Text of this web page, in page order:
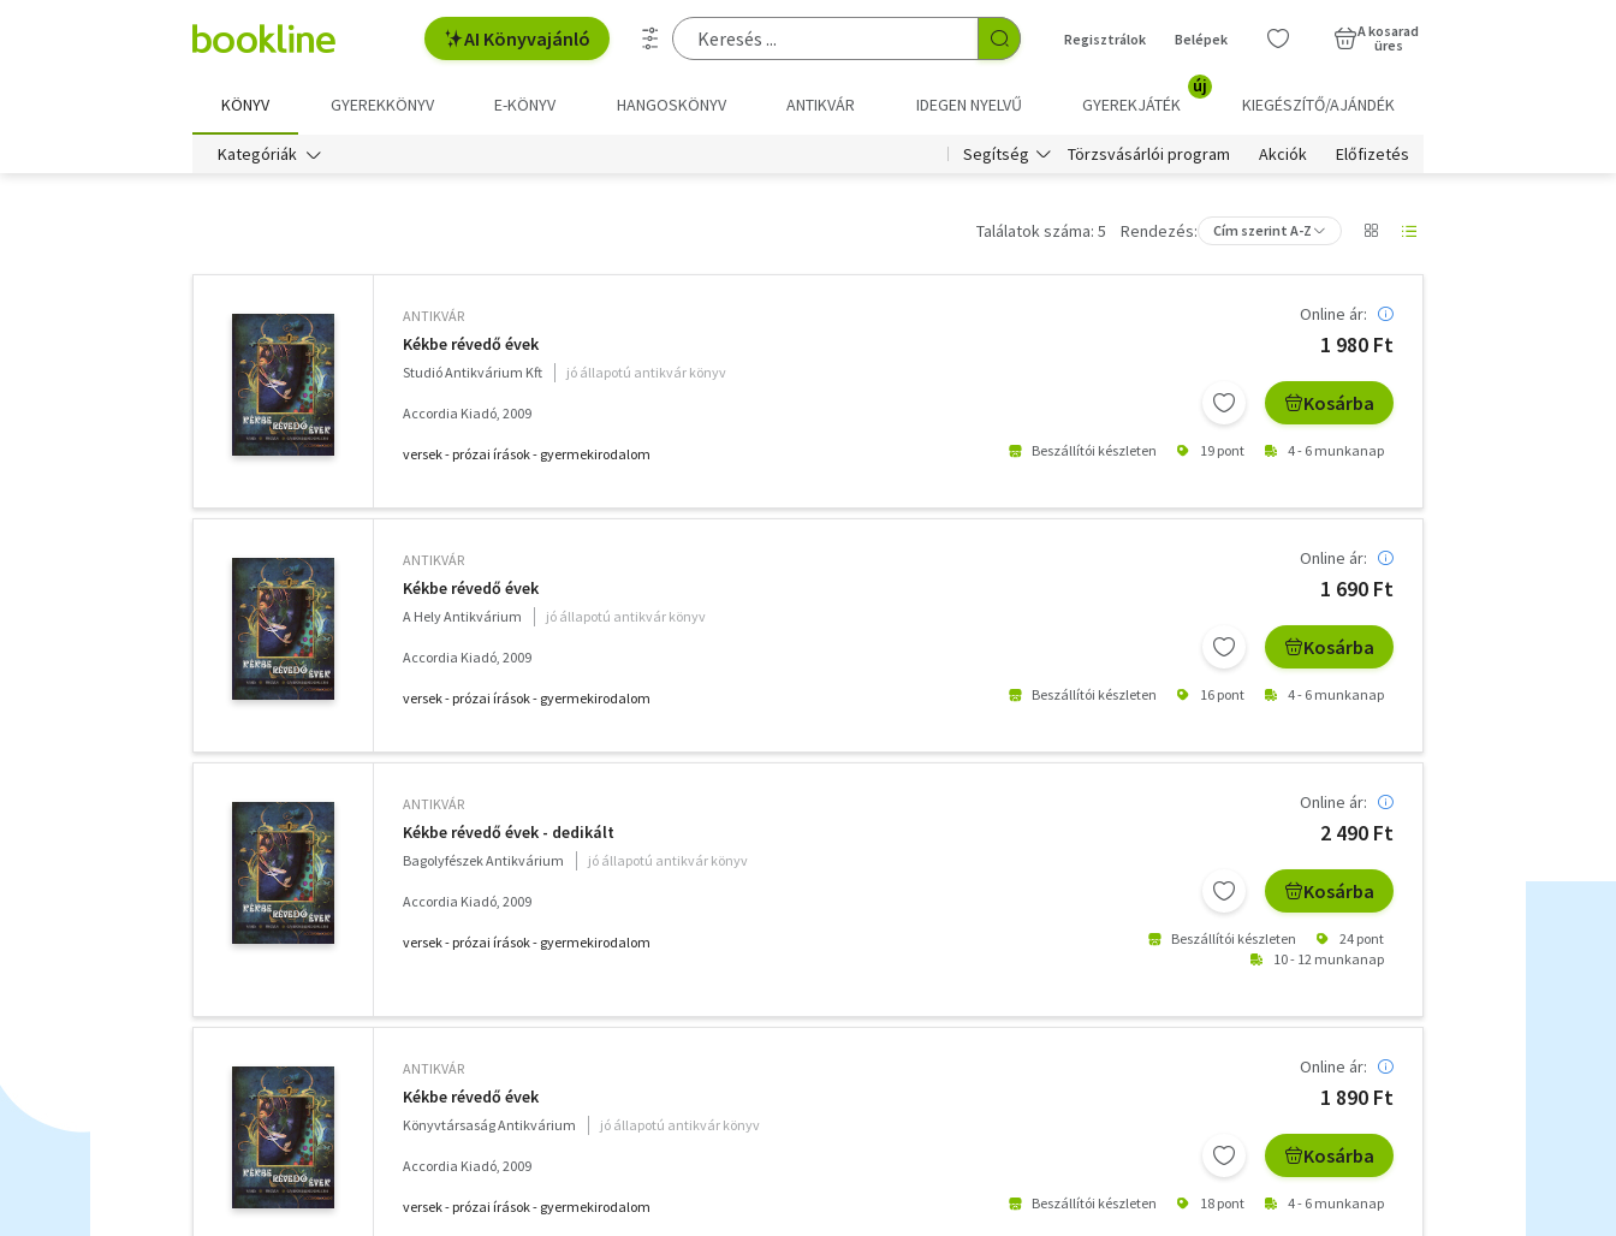
AI Könyvajánló Regisztrálok Belépek
A kosarad
üres
KÖNYV GYEREKKÖNYV E-KÖNYV HANGOSKÖNYV ANTIKVÁR IDEGEN NYELVŰ GYEREKJÁTÉK
új
KIEGÉSZÍTŐ/AJÁNDÉK
Kategóriák Segítség Törzsvásárlói program Akciók Előfizetés
Találatok száma: 5 Rendezés: Cím szerint A-Z
ANTIKVÁR
Kékbe révedő évek
Studió Antikvárium Kft jó állapotú antikvár könyv
Accordia Kiadó, 2009
versek - prózai írások - gyermekirodalom
Online ár:
1 980 Ft
Kosárba
Beszállítói készleten 19 pont 4 - 6 munkanap
ANTIKVÁR
Kékbe révedő évek
A Hely Antikvárium jó állapotú antikvár könyv
Accordia Kiadó, 2009
versek - prózai írások - gyermekirodalom
Online ár:
1 690 Ft
Kosárba
Beszállítói készleten 16 pont 4 - 6 munkanap
ANTIKVÁR
Kékbe révedő évek - dedikált
Bagolyfészek Antikvárium jó állapotú antikvár könyv
Accordia Kiadó, 2009
versek - prózai írások - gyermekirodalom
Online ár:
2 490 Ft
Kosárba
Beszállítói készleten
24 pont
10 - 12 munkanap
ANTIKVÁR
Kékbe révedő évek
Könyvtársaság Antikvárium jó állapotú antikvár könyv
Accordia Kiadó, 2009
versek - prózai írások - gyermekirodalom
Online ár:
1 890 Ft
Kosárba
Beszállítói készleten 18 pont 4 - 6 munkanap